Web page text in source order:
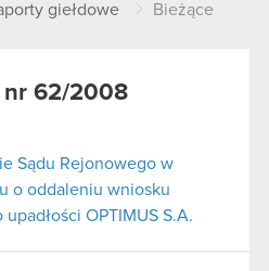
giełdowe Bieżące
nr 62/2008
Sądu Rejonowego w
o oddaleniu wniosku
upadłości OPTIMUS S.A.